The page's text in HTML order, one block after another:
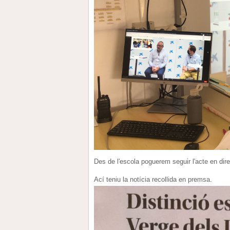
Des de l'escola poguerem seguir l'acte en
Ací teniu la notícia recollida en premsa.